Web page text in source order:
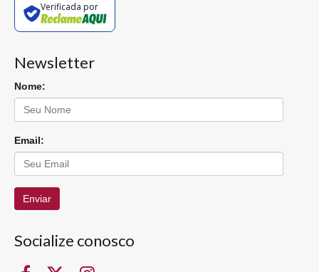
Verificada por
Newsletter
Nome:
Email:
Enviar
Socialize conosco